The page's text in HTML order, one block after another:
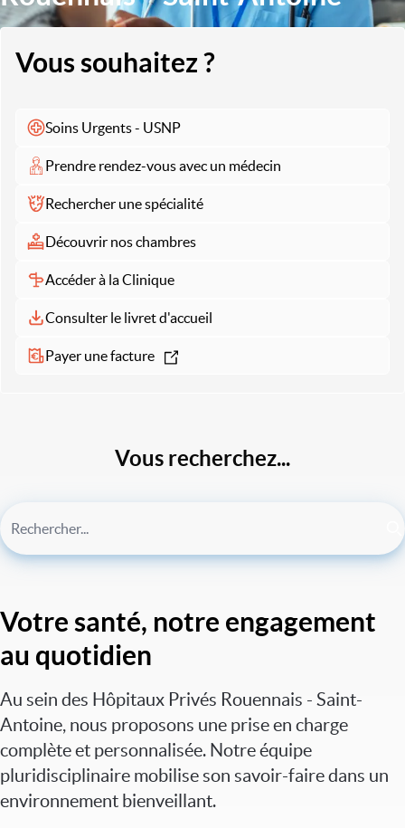
Vous souhaitez ?
Soins Urgents - USNP
Prendre rendez-vous avec un médecin
Rechercher une spécialité
Découvrir nos chambres
Accéder à la Clinique
Consulter le livret d'accueil
Payer une facture
Vous recherchez...
Votre santé, notre engagement
au quotidien
Au sein des Hôpitaux Privés Rouennais - Saint-
Antoine, nous proposons une prise en charge
complète et personnalisée. Notre équipe
pluridisciplinaire mobilise son savoir-faire dans un
environnement bienveillant.